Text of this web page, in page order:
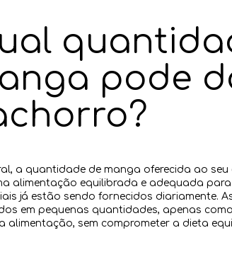
pode
a quantidade de manga oferecida ao seu
alimentação equilibrada e adequada
já estão sendo fornecidos diariamente.
em pequenas quantidades, apenas
alimentação, sem comprometer a dieta